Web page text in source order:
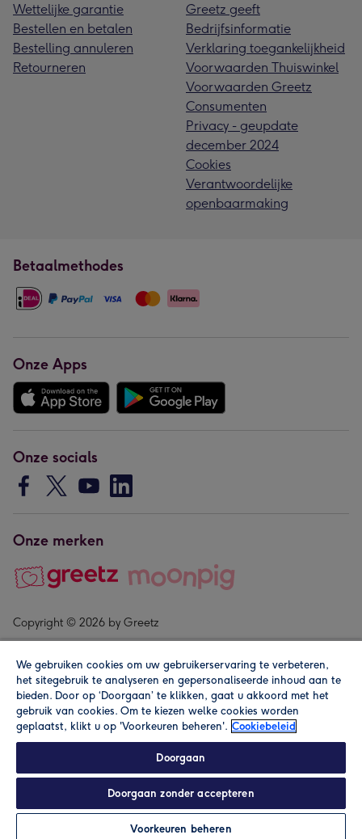
Personaliseren
Wettelijke garantie
Bestellen en betalen
Bestelling annuleren
Retourneren
Greetz geeft
Bedrijfsinformatie
Verklaring toegankelijkheid
Voorwaarden Thuiswinkel
Voorwaarden Greetz
Consumenten
Privacy - geupdate
december 2024
Cookies
Verantwoordelijke
openbaarmaking
Betaalmethodes
Onze Apps
Onze socials
Onze merken
Copyright © 2026 by Greetz
Alle prijzen zijn inclusief btw en andere heffingen. Lees de
We gebruiken cookies om uw gebruikerservaring te verbeteren,
het sitegebruik te analyseren en gepersonaliseerde inhoud aan te
bieden. Door op ‘Doorgaan’ te klikken, gaat u akkoord met het
gebruik van cookies. Om te kiezen welke cookies worden
geplaatst, klikt u op 'Voorkeuren beheren'. Cookiebeleid
Doorgaan
Doorgaan zonder accepteren
Voorkeuren beheren